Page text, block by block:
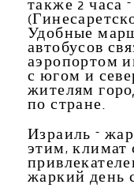
также 2 часа
Удобные
автобусов
аэропортом
с югом и
жителям
по стране.
Израиль –
этим, климат
жаркий день